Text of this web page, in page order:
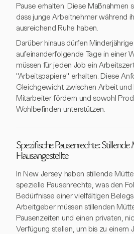
Pause erhalten. Diese Maßnahmen
dass junge Arbeitnehmer während
ausreichend Ruhe haben.
Darüber hinaus dürfen
aufeinanderfolgende Tage in einer
müssen für jeden Job ein
"Arbeitspapiere" erhalten. Diese
Gleichgewicht zwischen Arbeit und
Mitarbeiter fördern und sowohl
Wohlbefinden unterstützen.
Spezifische Pausenrechte: Stillende
Hausangestellte
In New Jersey haben stillende
spezielle Pausenrechte, was den
Bedürfnisse einer vielfältigen
Arbeitgeber müssen stillenden
Pausenzeiten und einen privaten,
Verfügung stellen, um bis zu einem